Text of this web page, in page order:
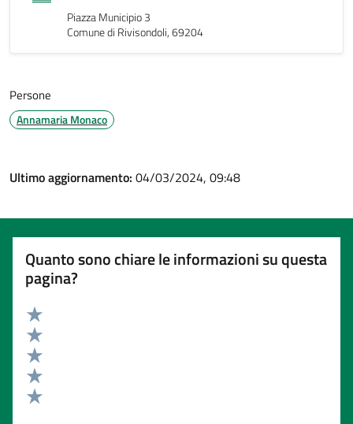
Piazza Municipio 3
Comune di Rivisondoli, 69204
Persone
Annamaria Monaco
Ultimo aggiornamento: 04/03/2024, 09:48
Quanto sono chiare le informazioni su questa
pagina?
Valuta 5 stelle su 5
Valuta 4 stelle su 5
Valuta 3 stelle su 5
Valuta 2 stelle su 5